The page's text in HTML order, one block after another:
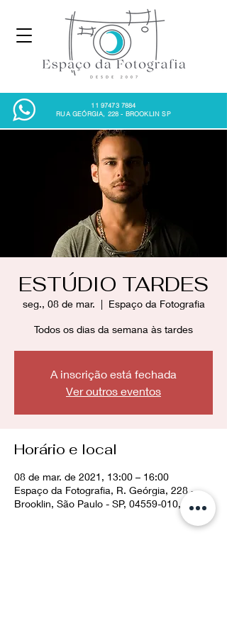
11 97473 7884
RUA GEÓRGIA, 228 - BROOKLIN SP
ESTÚDIO TARDES
seg., 08 de mar.
  |
Espaço da Fotografia
Todos os dias da semana às tardes
A inscrição está fechada
Ver outros eventos
Horário e local
08 de mar. de 2021, 13:00 – 16:00
Espaço da Fotografia, R. Geórgia, 228 -
Brooklin, São Paulo - SP, 04559-010, Brasil